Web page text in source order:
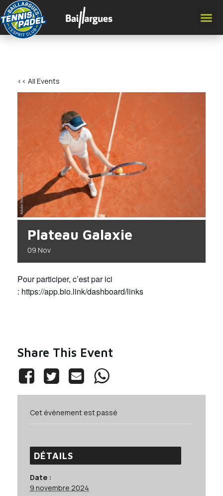
<< All Events
Plateau Galaxie
09 Nov
Pour participer, c’est par ici
: https://app.bio.link/dashboard/links
Share This Event
Cet évènement est passé
DÉTAILS
Date :
9 novembre 2024